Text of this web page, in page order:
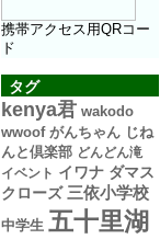
携帯アクセス用QRコー
ド
タグ
kenya君 wakodo
wwoof がんちゃん じね
んと倶楽部 どんどん滝
イベント イワナ ダマス
クローズ 三依小学校
中学生 五十里湖